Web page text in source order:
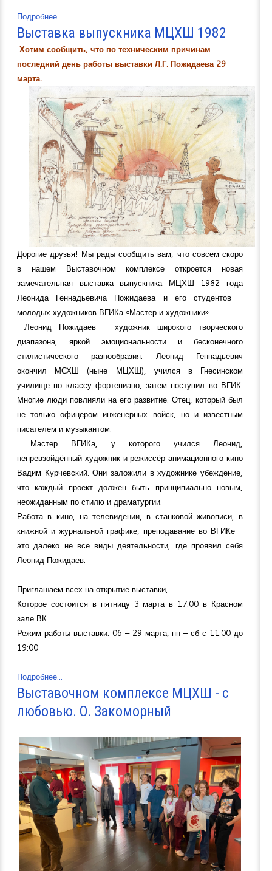
Подробнее...
Выставка выпускника МЦХШ 1982
Хотим сообщить, что по техническим причинам
последний день работы выставки Л.Г. Пожидаева 29
марта.
Дорогие друзья! Мы рады сообщить вам, что совсем скоро
в нашем Выставочном комплексе откроется новая
замечательная выставка выпускника МЦХШ 1982 года
Леонида Геннадьевича Пожидаева и его студентов –
молодых художников ВГИКа «Мастер и художники».
Леонид Пожидаев – художник широкого творческого
диапазона, яркой эмоциональности и бесконечного
стилистического разнообразия. Леонид Геннадьевич
окончил МСХШ (ныне МЦХШ), учился в Гнесинском
училище по классу фортепиано, затем поступил во ВГИК.
Многие люди повлияли на его развитие. Отец, который был
не только офицером инженерных войск, но и известным
писателем и музыкантом.
Мастер ВГИКа, у которого учился Леонид,
непревзойдённый художник и режиссёр анимационного кино
Вадим Курчевский. Они заложили в художнике убеждение,
что каждый проект должен быть принципиально новым,
неожиданным по стилю и драматургии.
Работа в кино, на телевидении, в станковой живописи, в
книжной и журнальной графике, преподавание во ВГИКе –
это далеко не все виды деятельности, где проявил себя
Леонид Пожидаев.
Приглашаем всех на открытие выставки,
Которое состоится в пятницу 3 марта в 17:00 в Красном
зале ВК.
Режим работы выставки: 06 – 29 марта, пн – сб с 11:00 до
19:00
Подробнее...
Выставочном комплексе МЦХШ - с
любовью. О. Закоморный